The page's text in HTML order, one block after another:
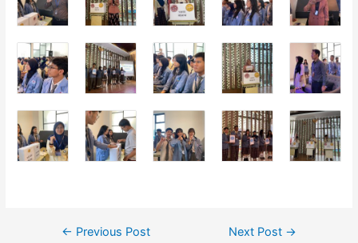
← Previous Post Next Post →